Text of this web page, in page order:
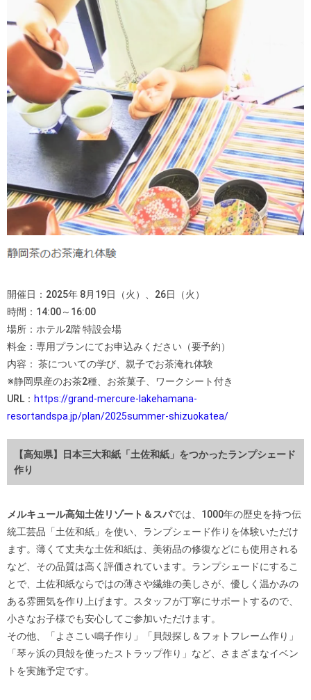
開催日：2025年 8月19日（火）、26日（火）
時間：14:00～16:00
場所：ホテル2階 特設会場
料金：専用プランにてお申込みください（要予約）
内容： 茶についての学び、親子でお茶淹れ体験
※静岡県産のお茶2種、お茶菓子、ワークシート付き
URL： https://grand-mercure-lakehamana-
resortandspa.jp/plan/2025summer-shizuokatea/
【高知県】日本三大和紙「土佐和紙」をつかったランプシェード
作り
メルキュール高知土佐リゾート＆スパでは、1000年の歴史を持つ伝
統工芸品「土佐和紙」を使い、ランプシェード作りを体験いただけ
ます。薄くて丈夫な土佐和紙は、美術品の修復などにも使用される
など、その品質は高く評価されています。ランプシェードにするこ
とで、土佐和紙ならではの薄さや繊維の美しさが、優しく温かみの
ある雰囲気を作り上げます。スタッフが丁寧にサポートするので、
小さなお子様でも安心してご参加いただけます。
その他、「よさこい鳴子作り」「貝殻探し＆フォトフレーム作り」
「琴ヶ浜の貝殻を使ったストラップ作り」など、さまざまなイベン
トを実施予定です。